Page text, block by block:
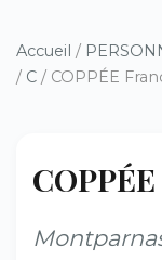
Accueil /
/ C / COPPÉE